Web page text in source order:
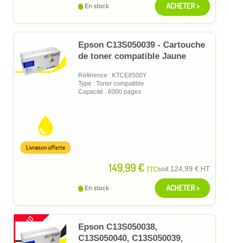
En stock ACHETER >
Epson C13S050039 - Cartouche
de toner compatible Jaune
Référence : KTCE8500Y
Type : Toner compatible
Capacité : 6000 pages
149,99 € TTCsoit 124,99 € HT
Livraison offerte
En stock ACHETER >
PROMO
Epson C13S050038,
C13S050040, C13S050039,